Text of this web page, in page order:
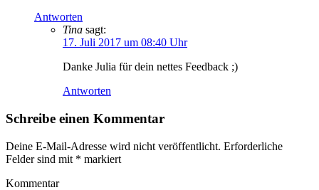
Antworten
Tina sagt:
17. Juli 2017 um 08:40 Uhr
Danke Julia für dein nettes Feedback ;)
Antworten
Schreibe einen Kommentar
Deine E-Mail-Adresse wird nicht veröffentlicht. Erforderliche
Felder sind mit * markiert
Kommentar